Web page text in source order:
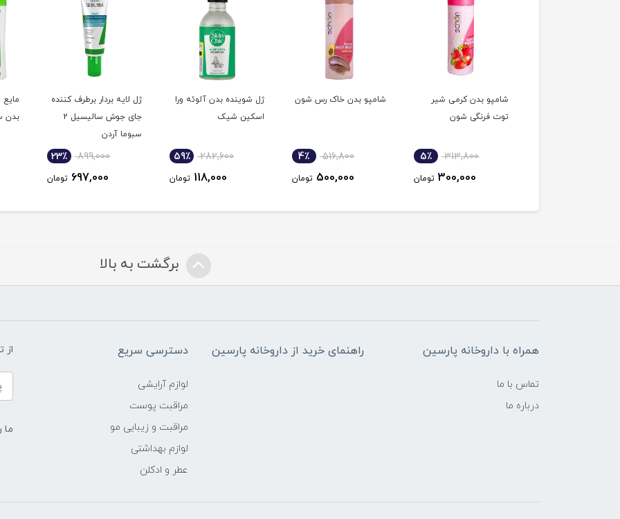
شامپو بدن کرمی شیر
توت فرنگی شون
313,800 5٪
300,000 تومان
شامپو بدن خاک رس شون
516,800 4٪
500,000 تومان
ژل شوینده بدن آلوئه ورا
اسکین شیک
282,600 59٪
118,000 تومان
ژل لایه بردار برطرف کننده
جای جوش سالیسیل 2
سبوما آردن
899,000 23٪
697,000 تومان
مایع
بدن
برگشت به بالا
همراه با داروخانه پارسین
تماس با ما
درباره ما
راهنمای خرید از داروخانه پارسین دسترسی سریع
لوازم آرایشی
مراقبت پوست
مراقبت و زیبایی مو
لوازم بهداشتی
عطر و ادکلن
از
ما